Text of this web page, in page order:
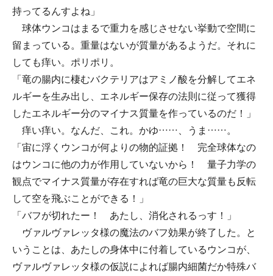
持ってるんすよね」
球体ウンコはまるで重力を感じさせない挙動で空間に
留まっている。重量はないが質量があるようだ。それに
しても痒い。ポリポリ。
「竜の腸内に棲むバクテリアはアミノ酸を分解してエネ
ルギーを生み出し、エネルギー保存の法則に従って獲得
したエネルギー分のマイナス質量を作っているのだ！」
痒い痒い。なんだ、これ。かゆ……、うま……。
「宙に浮くウンコが何よりの物的証拠！ 完全球体なの
はウンコに他の力が作用していないから！ 量子力学の
観点でマイナス質量が存在すれば竜の巨大な質量も反転
して空を飛ぶことができる！」
「バフが切れたー！ あたし、消化されるっす！」
ヴァルヴァレッタ様の魔法のバフ効果が終了した。と
いうことは、あたしの身体中に付着しているウンコが、
ヴァルヴァレッタ様の仮説によれば腸内細菌だか特殊バ